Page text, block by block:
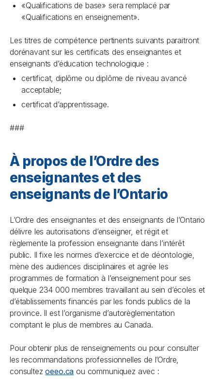
«Qualifications de base» sera remplacé par
«Qualifications en enseignement».
Les titres de compétence pertinents suivants paraitront
dorénavant sur les certificats des enseignantes et
enseignants d’éducation technologique :
certificat, diplôme ou diplôme de niveau avancé
acceptable;
certificat d’apprentissage.
###
À propos de l’Ordre des
enseignantes et des
enseignants de l’Ontario
L’Ordre des enseignantes et des enseignants de l’Ontario
délivre les autorisations d’enseigner, et régit et
règlemente la profession enseignante dans l’intérêt
public. Il fixe les normes d’exercice et de déontologie,
mène des audiences disciplinaires et agrée les
programmes de formation à l’enseignement pour ses
quelque 234 000 membres travaillant au sein d’écoles et
d’établissements financés par les fonds publics de la
province. Il est l’organisme d’autorèglementation
comptant le plus de membres au Canada.
Pour obtenir plus de renseignements ou pour consulter
les recommandations professionnelles de l’Ordre,
consultezoeeo.ca ou communiquez avec :